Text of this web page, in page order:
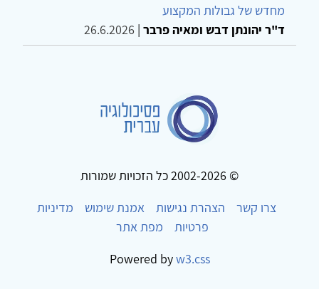
מחדש של גבולות המקצוע
ד"ר יהונתן דבש ומאיה פרבר |
26.6.2026
© 2002-2026 כל הזכויות שמורות
צרו קשר
הצהרת נגישות אמנת שימוש
מדיניות
פרטיות
מפת אתר
Powered byw3.css